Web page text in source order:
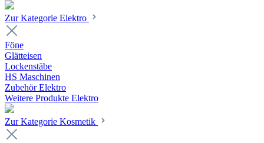
Zur Kategorie Elektro
Föne
Glätteisen
Lockenstäbe
HS Maschinen
Zubehör Elektro
Weitere Produkte Elektro
Zur Kategorie Kosmetik